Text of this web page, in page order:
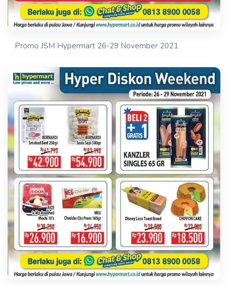
Promo JSM Hypermart 26-29 November 2021